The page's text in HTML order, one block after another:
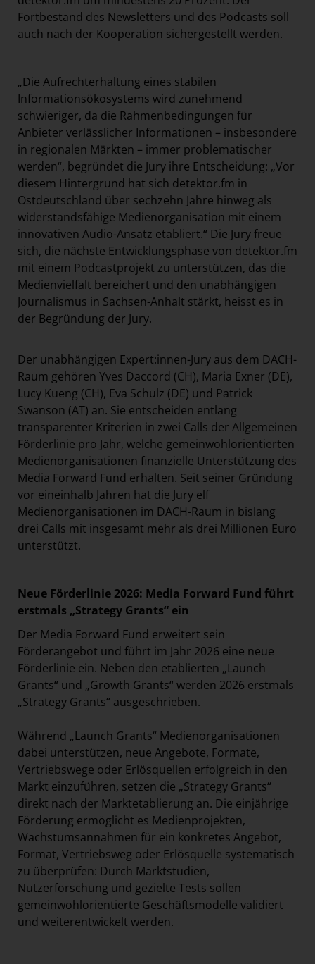
Fortbestand des Newsletters und des Podcasts soll
auch nach der Kooperation sichergestellt werden.
„Die Aufrechterhaltung eines stabilen
Informationsökosystems wird zunehmend
schwieriger, da die Rahmenbedingungen für
Anbieter verlässlicher Informationen – insbesondere
in regionalen Märkten – immer problematischer
werden“, begründet die Jury ihre Entscheidung: „Vor
diesem Hintergrund hat sich detektor.fm in
Ostdeutschland über sechzehn Jahre hinweg als
widerstandsfähige Medienorganisation mit einem
innovativen Audio-Ansatz etabliert.“ Die Jury freue
sich, die nächste Entwicklungsphase von detektor.fm
mit einem Podcastprojekt zu unterstützen, das die
Medienvielfalt bereichert und den unabhängigen
Journalismus in Sachsen-Anhalt stärkt, heisst es in
der Begründung der Jury.
Der unabhängigen Expert:innen-Jury aus dem DACH-
Raum gehören Yves Daccord (CH), Maria Exner (DE),
Lucy Kueng (CH), Eva Schulz (DE) und Patrick
Swanson (AT) an. Sie entscheiden entlang
transparenter Kriterien in zwei Calls der Allgemeinen
Förderlinie pro Jahr, welche gemeinwohlorientierten
Medienorganisationen finanzielle Unterstützung des
Media Forward Fund erhalten. Seit seiner Gründung
vor eineinhalb Jahren hat die Jury elf
Medienorganisationen im DACH-Raum in bislang
drei Calls mit insgesamt mehr als drei Millionen Euro
unterstützt.
Neue Förderlinie 2026: Media Forward Fund führt
erstmals „Strategy Grants“ ein
Der Media Forward Fund erweitert sein
Förderangebot und führt im Jahr 2026 eine neue
Förderlinie ein. Neben den etablierten „Launch
Grants“ und „Growth Grants“ werden 2026 erstmals
„Strategy Grants“ ausgeschrieben.
Während „Launch Grants“ Medienorganisationen
dabei unterstützen, neue Angebote, Formate,
Vertriebswege oder Erlösquellen erfolgreich in den
Markt einzuführen, setzen die „Strategy Grants“
direkt nach der Marktetablierung an. Die einjährige
Förderung ermöglicht es Medienprojekten,
Wachstumsannahmen für ein konkretes Angebot,
Format, Vertriebsweg oder Erlösquelle systematisch
zu überprüfen: Durch Marktstudien,
Nutzerforschung und gezielte Tests sollen
gemeinwohlorientierte Geschäftsmodelle validiert
und weiterentwickelt werden.